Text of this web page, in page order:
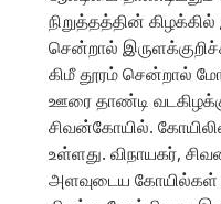
நிறுத்தத்தின்
சென்றால்
கிமீ தூரம் சென்றால்
ஊரை தாண்டி
சிவன்கோயில்.
உள்ளது. விநாயகர்,
அளவுடைய கோயில்கள்